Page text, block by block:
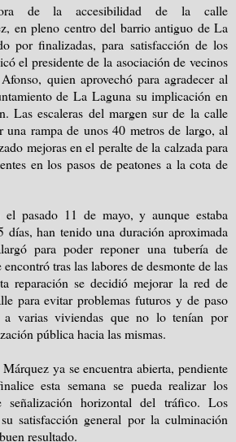
de la accesibilidad dela calle
en pleno centro del barrio antiguo de La
por finalizadas, para satisfacción de los
el presidente de la asociación de vecinos
quien aprovechó para agradecer al
de La Laguna su implicación en
Las escaleras del margen sur de la calle
una rampa de unos 40 metrosde largo, al
mejoras en el peralte de la calzada para
en los pasos de peatones a la cota de
pasado 11 de mayo, y aunque estaba
días, han tenido una duración aproximada
para poder reponer una tubería de
tras las labores de desmonte de las
reparación se decidió mejorar la red de
para evitar problemas futuros y de paso
a varias viviendas que no lo tenían por
pública hacia las mismas.
Márquez ya se encuentra abierta, pendiente
esta semana se pueda realizar los
señalización horizontal del tráfico. Los
satisfacción general por la culminación
resultado.